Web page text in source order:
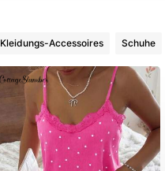
Kleidungs-Accessoires Schuhe